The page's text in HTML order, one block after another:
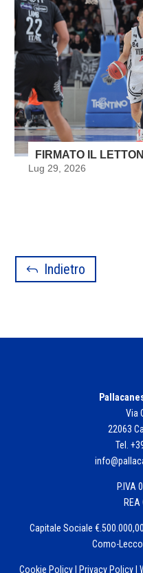
FIRMATO IL
Lug 29, 2026
Indietro
Via
22063
Tel.
P.IVA
Capitale Sociale
Como-
Cookie Policy| Privacy Policy|